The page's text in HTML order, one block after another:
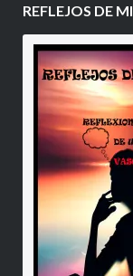
REFLEJOS DE